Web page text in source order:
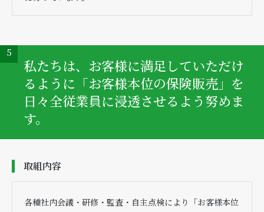
5
私たちは、お客様に満足していただけ
るように「お客様本位の保険販売」を
日々全従業員に浸透させるよう努めま
す。
取組内容
各種社内会議・研修・監査・自主点検により「お客様本位